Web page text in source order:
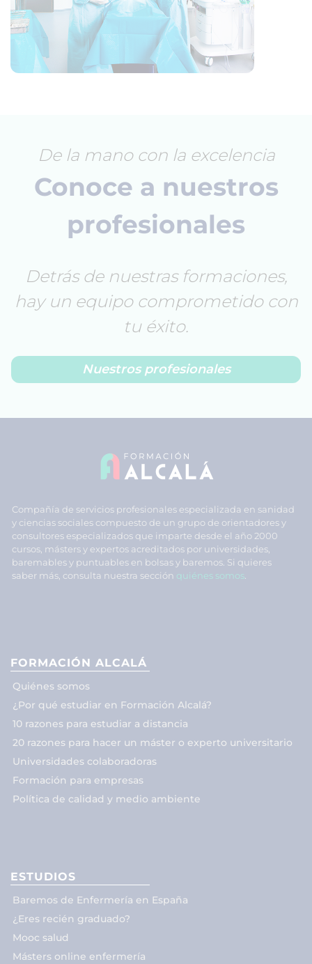
De la mano con la excelencia
Conoce a nuestros
profesionales
Detrás de nuestras formaciones,
hay un equipo comprometido con
tu éxito.
Nuestros profesionales
Compañía de servicios profesionales especializada en sanidad
y ciencias sociales compuesto de un grupo de orientadores y
consultores especializados que imparte desde el año 2000
cursos, másters y expertos acreditados por universidades,
baremables y puntuables en bolsas y baremos. Si quieres
saber más, consulta nuestra sección quiénes somos
FORMACIÓN ALCALÁ
Quiénes somos
¿Por qué estudiar en Formación Alcalá?
10 razones para estudiar a distancia
20 razones para hacer un máster o experto universitario
Universidades colaboradoras
Formación para empresas
Política de calidad y medio ambiente
ESTUDIOS
Baremos de Enfermería en España
¿Eres recién graduado?
Mooc salud
Másters online enfermería